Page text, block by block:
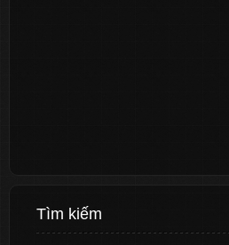
Tìm kiếm